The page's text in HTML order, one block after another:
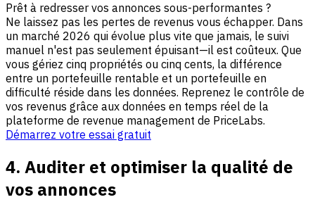
Prêt à redresser vos annonces sous-performantes ?
Ne laissez pas les pertes de revenus vous échapper. Dans
un marché 2026 qui évolue plus vite que jamais, le suivi
manuel n'est pas seulement épuisant—il est coûteux. Que
vous gériez cinq propriétés ou cinq cents, la différence
entre un portefeuille rentable et un portefeuille en
difficulté réside dans les données. Reprenez le contrôle de
vos revenus grâce aux données en temps réel de la
plateforme de revenue management de PriceLabs.
Démarrez votre essai gratuit
4. Auditer et optimiser la qualité de
vos annonces